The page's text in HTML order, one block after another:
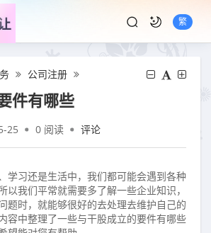
繁
公司注册
件有哪些
25 0 阅读 评论
学习还是生活中，我们都可能会遇到各种
以我们平常就需要多了解一些企业知识，
题时，就能够很好的去处理去维护自己的
容中整理了一些与干股成立的要件有哪些